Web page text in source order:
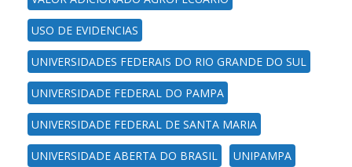
USO DE EVIDENCIAS
UNIVERSIDADES FEDERAIS DO RIO GRANDE DO SUL
UNIVERSIDADE FEDERAL DO PAMPA
UNIVERSIDADE FEDERAL DE SANTA MARIA
UNIVERSIDADE ABERTA DO BRASIL UNIPAMPA